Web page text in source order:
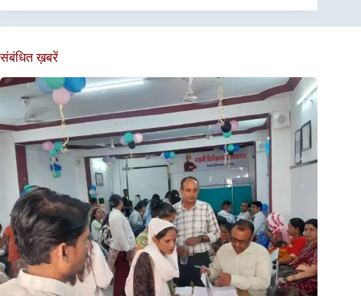
संबंधित ख़बरें